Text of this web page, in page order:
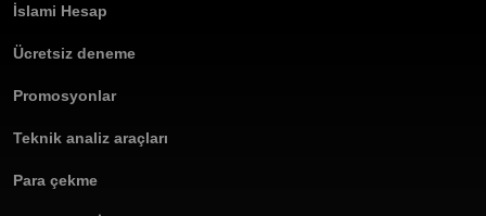
İslami Hesap
Ücretsiz deneme
Promosyonlar
Teknik analiz araçları
Para çekme